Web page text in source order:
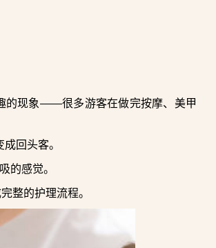
的现象——很多游客在做完按摩、美甲
回头客。
的感觉。
整的护理流程。